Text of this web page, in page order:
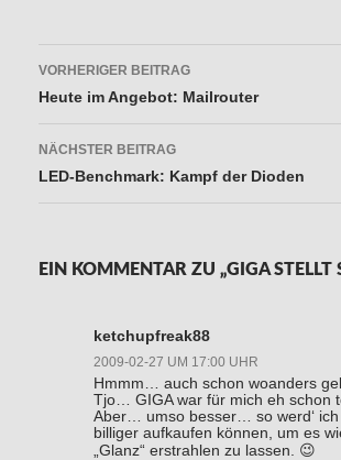
Beitragsnavigation
VORHERIGER BEITRAG
Heute im Angebot: Mailrouter
NÄCHSTER BEITRAG
LED-Benchmark: Kampf der Dioden
EIN KOMMENTAR ZU „GIGA STELLT
ketchupfreak88
2009-02-27 UM 17:00 UHR
Hmmm… auch schon woanders
Tjo… GIGA war für mich eh schon
Aber… umso besser… so werd‘
billiger aufkaufen können, um es
„Glanz“ erstrahlen zu lassen. 😉